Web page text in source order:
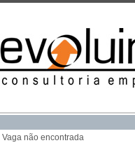
Vaga não encontrada